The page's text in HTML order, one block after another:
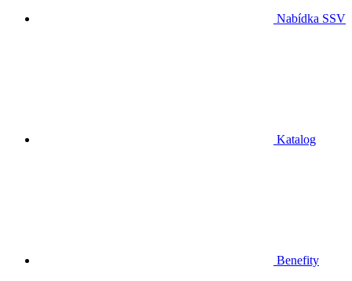
Nabídka SSV
Katalog
Benefity